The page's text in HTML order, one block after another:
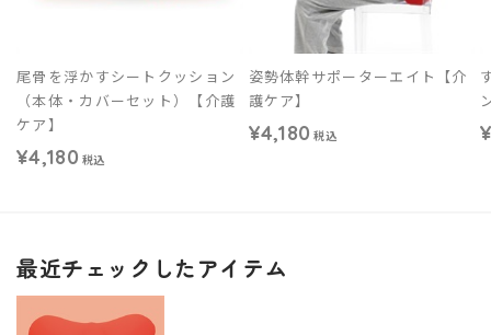
尾骨を浮かすシートクッション
（本体・カバーセット）【介護
ケア】
¥4,180 税込
姿勢体幹サポーターエイト【介
護ケア】
¥4,180 税込
最近チェックしたアイテム